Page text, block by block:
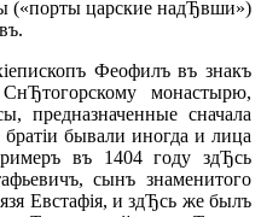
(«порты царские надЂвши»)
Феофилъ въ знакъ
монастырю,
предназначенные сначала
бывали иногда и лица
въ 1404 году здЂсь
сынъ знаменитого
Евстафiя, и здЂсь же былъ